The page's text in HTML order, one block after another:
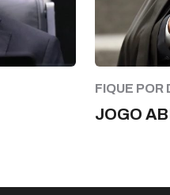
FIQUE POR
JOGO